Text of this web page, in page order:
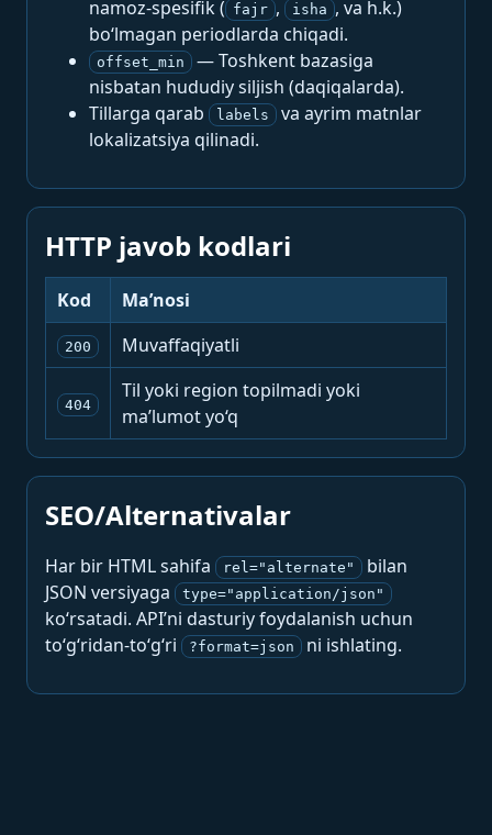
namoz-spesifik ( fajr , isha , va h.k.)
bo‘lmagan periodlarda chiqadi.
offset_min
— Toshkent bazasiga
nisbatan hududiy siljish (daqiqalarda).
Tillarga qarab
labels
va ayrim matnlar
lokalizatsiya qilinadi.
HTTP javob kodlari
Kod Ma’nosi
200 Muvaffaqiyatli
404
Til yoki region topilmadi yoki
ma’lumot yo‘q
SEO/Alternativalar
Har bir HTML sahifa rel="alternate"
bilan
JSON versiyaga
type="application/json"
ko‘rsatadi. API’ni dasturiy foydalanish uchun
to‘g‘ridan-to‘g‘ri
?format=json ni ishlating.